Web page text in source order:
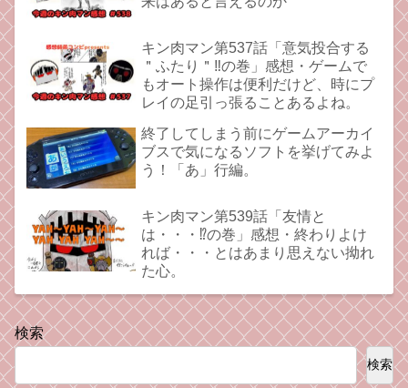
キン肉マン第537話「意気投合する
＂ふたり＂‼︎の巻」感想・ゲームで
もオート操作は便利だけど、時にプ
レイの足引っ張ることあるよね。
終了してしまう前にゲームアーカイ
ブスで気になるソフトを挙げてみよ
う！「あ」行編。
キン肉マン第539話「友情と
は・・・⁉︎の巻」感想・終わりよけ
れば・・・とはあまり思えない拗れ
た心。
検索
検索